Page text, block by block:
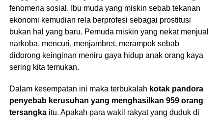
fenomena sosial. Ibu muda yang miskin sebab tekanan
ekonomi kemudian rela berprofesi sebagai prostitusi
bukan hal yang baru. Pemuda miskin yang nekat menjual
narkoba, mencuri, menjambret, merampok sebab
didorong keinginan meniru gaya hidup anak orang kaya
sering kita temukan.
Dalam kesempatan ini maka terbukalah kotak pandora
penyebab kerusuhan yang menghasilkan 959 orang
tersangkaitu. Apakah para wakil rakyat yang duduk di